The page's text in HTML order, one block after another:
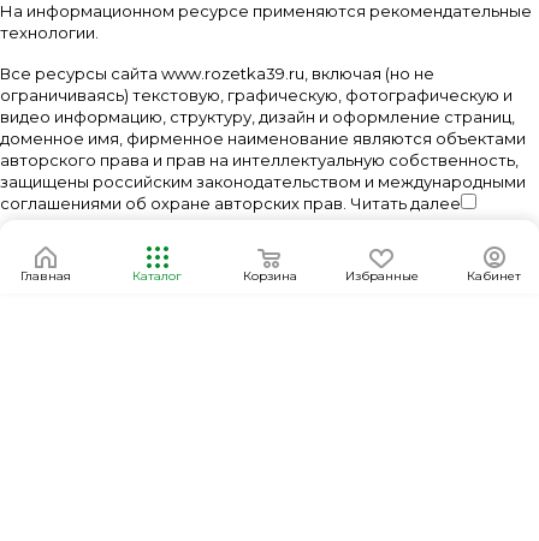
На информационном ресурсе применяются рекомендательные
технологии
Все ресурсы сайта www.rozetka39.ru, включая (но не
ограничиваясь) текстовую, графическую, фотографическую и
видео информацию, структуру, дизайн и оформление страниц,
доменное имя, фирменное наименование являются объектами
авторского права и прав на интеллектуальную собственность,
защищены российским законодательством и международными
соглашениями об охране авторских прав. Читать далее
Главная Каталог Корзина Избранные Кабинет